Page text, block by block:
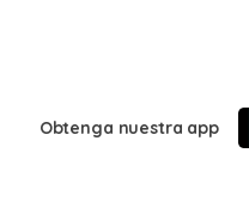
Obtenga nuestra app